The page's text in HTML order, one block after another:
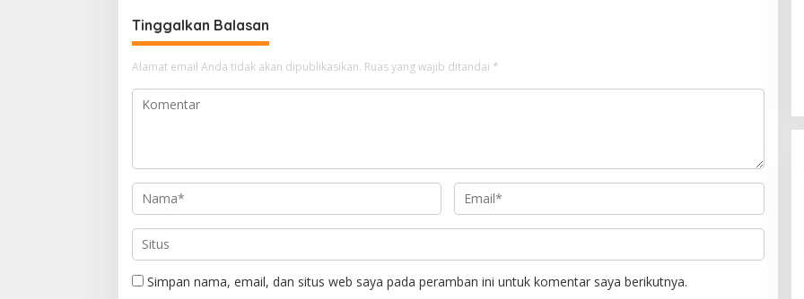
Tinggalkan Balasan
Alamat email Anda tidak akan dipublikasikan. Ruas yang wajib ditandai *
Simpan nama, email, dan situs web saya pada peramban ini untuk komentar saya berikutnya.